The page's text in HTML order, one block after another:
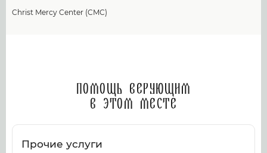
Christ Mercy Center (CMC)
Помощь верующим
в этом месте
Прочие услуги